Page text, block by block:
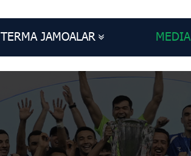
TERMA JAMOALAR MEDIA